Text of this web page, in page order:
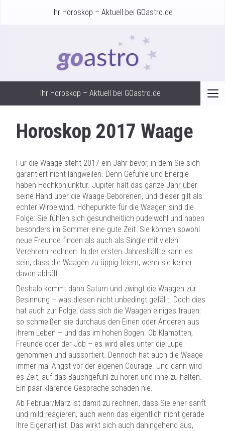
Ihr Horoskop – Aktuell bei GOastro.de
Ihr Horoskop – Aktuell bei GOastro.de
Horoskop 2017 Waage
Für die Waage steht 2017 ein Jahr bevor, in dem Sie sich
garantiert nicht langweilen. Denn Gefühle und Energie
haben Hochkonjunktur. Jupiter hält das ganze Jahr über
seine Hand über die Waage-Geborenen, und dieser gilt als
echter Wirbelwind. Höhepunkte für die Waagen sind die
Folge: Sie fühlen sich gesundheitlich pudelwohl und haben
besonders im Sommer eine gute Zeit. Sie können sowohl
neue Freunde finden als auch als Single mit vielen
Verehrern rechnen. In der ersten Jahreshälfte kann es
sein, dass die Waagen zu üppig feiern, wenn sie keiner
davon abhält.
Deshalb kommt dann Saturn und zwingt die Waagen zur
Besinnung – was diesen nicht unbedingt gefällt. Doch dies
hat auch zur Folge, dass sich die Waagen einiges trauen:
so schmeißen sie durchaus den Einen oder Anderen aus
ihrem Leben – und das im hohen Bogen. Ob Klamotten,
Freunde oder der Job – es wird alles unter die Lupe
genommen und aussortiert. Dennoch hat auch die Waage
immer mal Angst vor der eigenen Courage. Und dann wird
es Zeit, auf das Bauchgefühl zu hören und inne zu halten.
Ein paar klärende Gespräche schaden nie.
Ab Februar/März ist damit zu rechnen, dass Sie eher sanft
und mild reagieren, auch wenn das eigentlich nicht gerade
Ihre Eigenart ist. Das wirkt sich auch dahingehend aus,